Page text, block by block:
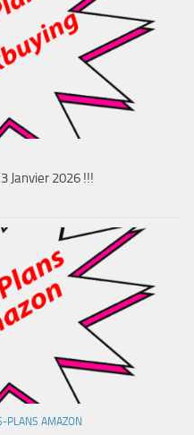
Janvier 2026 !!!
PLANS AMAZON